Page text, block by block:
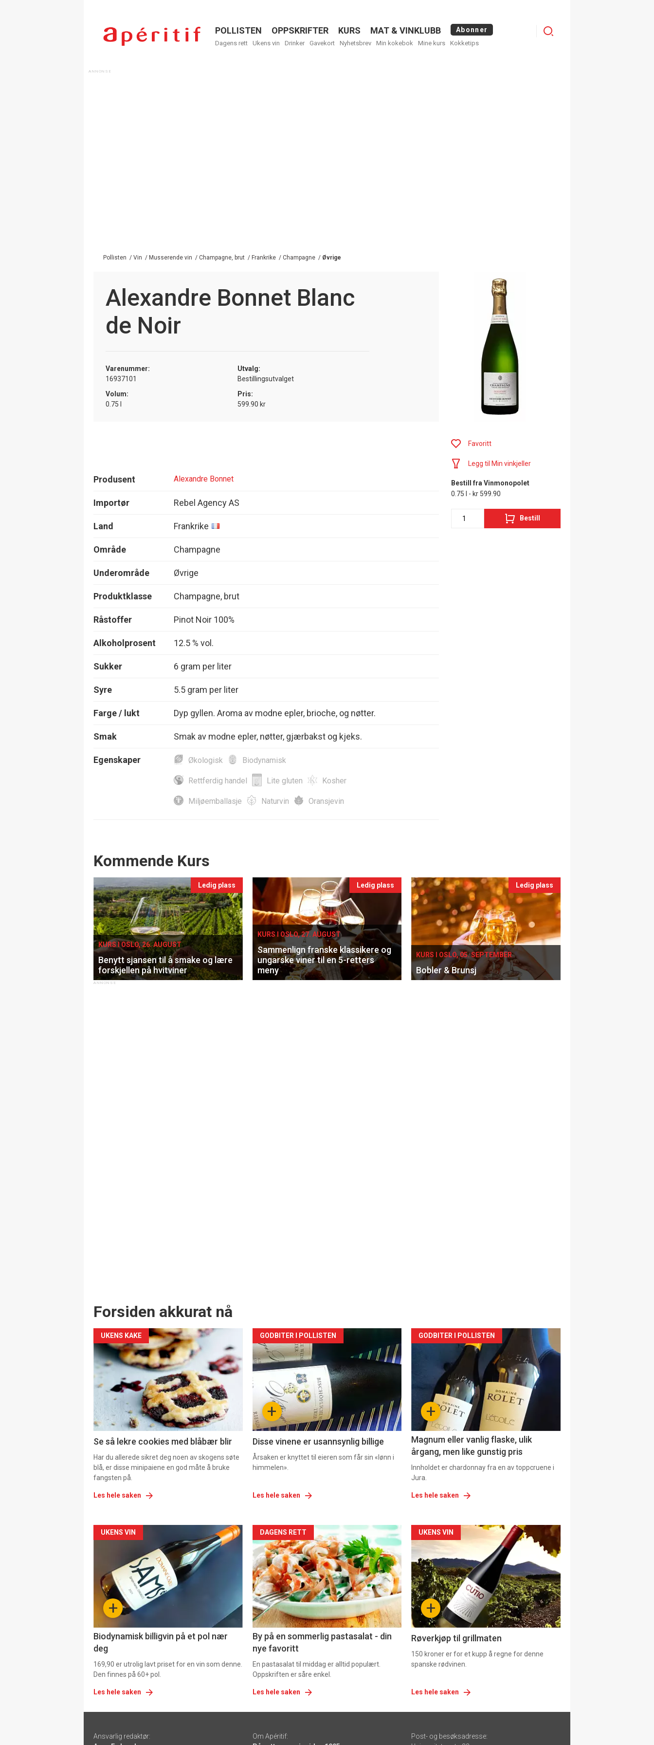
Menu
POLLISTEN OPPSKRIFTER KURS MAT & VINKLUBB Abonner
Dagens rett Ukens vin Drinker Gavekort Nyhetsbrev Min kokebok Mine kurs Kokketips
Menu
Pollisten / Vin / Musserende vin / Champagne, brut / Frankrike / Champagne / Øvrige
Alexandre Bonnet Blanc
de Noir
Varenummer:
16937101
Utvalg:
Bestillingsutvalget
Volum:
0.75 l
Pris:
599.90 kr
Produsent Alexandre Bonnet
Importør Rebel Agency AS
Land Frankrike
Område Champagne
Underområde Øvrige
Produktklasse Champagne, brut
Råstoffer Pinot Noir 100%
Alkoholprosent 12.5 % vol.
Sukker 6 gram per liter
Syre 5.5 gram per liter
Farge / lukt Dyp gyllen. Aroma av modne epler, brioche, og nøtter.
Smak Smak av modne epler, nøtter, gjærbakst og kjeks.
Egenskaper Økologisk Biodynamisk
Rettferdig handel Lite gluten Kosher
Miljøemballasje Naturvin Oransjevin
Favoritt
Legg til Min vinkjeller
Bestill fra Vinmonopolet
0.75 l - kr 599.90
Bestill
Events
Kommende Kurs
Ledig plass
KURS I OSLO, 26. AUGUST
Benytt sjansen til å smake og lære
forskjellen på hvitviner
Ledig plass
KURS I OSLO, 27. AUGUST
Sammenlign franske klassikere og
ungarske viner til en 5-retters
meny
Ledig plass
KURS I OSLO, 05. SEPTEMBER
Bobler & Brunsj
Forsiden akkurat nå
UKENS KAKE
Se så lekre cookies med blåbær blir
Har du allerede sikret deg noen av skogens søte
blå, er disse minipaiene en god måte å bruke
fangsten på.
Les hele saken
Forsiden
akkurat
nå
2 +
GODBITER I POLLISTEN
Disse vinene er usannsynlig billige
Årsaken er knyttet til eieren som får sin «lønn i
himmelen».
Les hele saken
Forsiden
akkurat
nå
+
GODBITER I POLLISTEN
Magnum eller vanlig flaske, ulik
årgang, men like gunstig pris
Innholdet er chardonnay fra en av toppcruene i
Jura.
Les hele saken
Forsiden
akkurat
nå
-
+
UKENS VIN
Biodynamisk billigvin på et pol nær
deg
169,90 er utrolig lavt priset for en vin som denne.
Den finnes på 60+ pol.
Les hele saken
Forsiden
akkurat
nå
-
5
DAGENS RETT
By på en sommerlig pastasalat - din
nye favoritt
En pastasalat til middag er alltid populært.
Oppskriften er såre enkel.
Les hele saken
Forsiden
akkurat
nå
-
6 +
UKENS VIN
Røverkjøp til grillmaten
150 kroner er for et kupp å regne for denne
spanske rødvinen.
Les hele saken
Ansvarlig redaktør:
Om Apéritif:
Post- og besøksadresse: